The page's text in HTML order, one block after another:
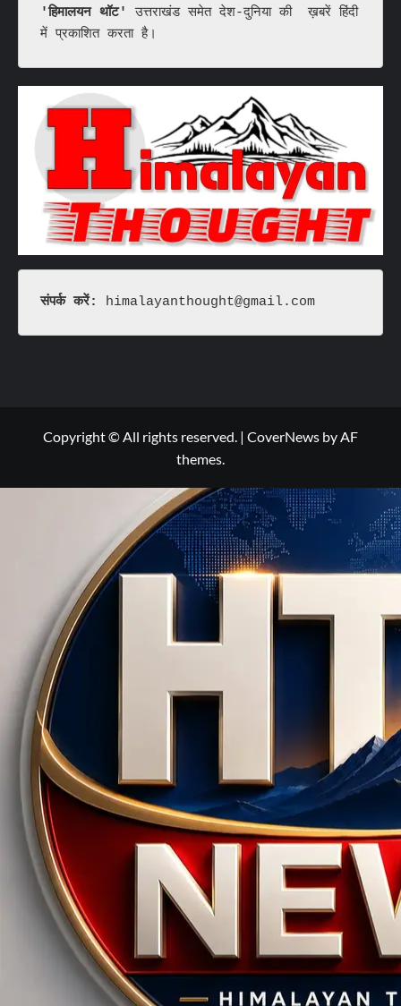
'हिमालयन थॉट'
उत्तराखंड समेत देश-दुनिया की  ख़बरें हिंदी
में प्रकाशित करता है।
संपर्क करें: himalayanthought@gmail.com
Copyright © All rights reserved. | CoverNews by AF
themes.